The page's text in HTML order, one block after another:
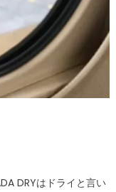
DRYはドライと言い